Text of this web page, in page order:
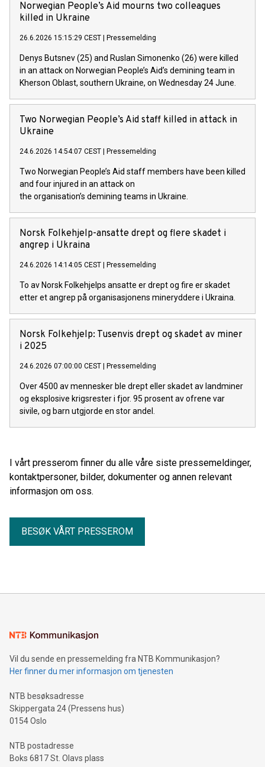
Norwegian People’s Aid mourns two colleagues
killed in Ukraine
26.6.2026 15:15:29 CEST Pressemelding
Denys Butsnev (25) and Ruslan Simonenko (26) were killed
in an attack on Norwegian People’s Aid’s demining team in
Kherson Oblast, southern Ukraine, on Wednesday 24 June.
Two Norwegian People’s Aid staff killed in attack in
Ukraine
24.6.2026 14:54:07 CEST Pressemelding
Two Norwegian People’s Aid staff members have been killed
and four injured in an attack on
the organisation’s demining teams in Ukraine.
Norsk Folkehjelp-ansatte drept og flere skadet i
angrep i Ukraina
24.6.2026 14:14:05 CEST Pressemelding
To av Norsk Folkehjelps ansatte er drept og fire er skadet
etter et angrep på organisasjonens mineryddere i Ukraina.
Norsk Folkehjelp: Tusenvis drept og skadet av miner
i 2025
24.6.2026 07:00:00 CEST Pressemelding
Over 4500 av mennesker ble drept eller skadet av landminer
og eksplosive krigsrester i fjor. 95 prosent av ofrene var
sivile, og barn utgjorde en stor andel.
I vårt presserom finner du alle våre siste pressemeldinger,
kontaktpersoner, bilder, dokumenter og annen relevant
informasjon om oss.
BESØK VÅRT PRESSEROM
Vil du sende en pressemelding fra NTB Kommunikasjon?
Her finner du mer informasjon om tjenesten
NTB besøksadresse
Skippergata 24 (Pressens hus)
0154 Oslo
NTB postadresse
Boks 6817 St. Olavs plass